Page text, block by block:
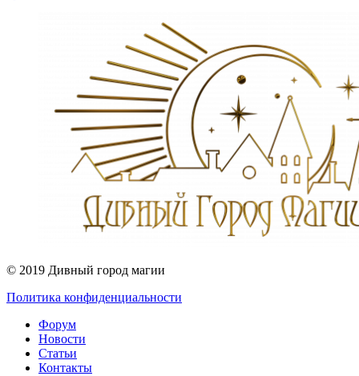
© 2019 Дивный город магии
Политика конфиденциальности
Форум
Новости
Статьи
Контакты